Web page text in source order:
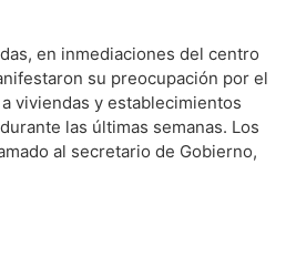
en inmediaciones del centro
su preocupación por el
viviendas y establecimientos
las últimas semanas. Los
al secretario de Gobierno,